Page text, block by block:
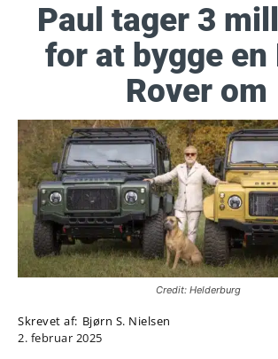
Paul tager 3
for at bygge en
Rover om
Credit: Helderburg
Skrevet af: Bjørn S. Nielsen
2. februar 2025